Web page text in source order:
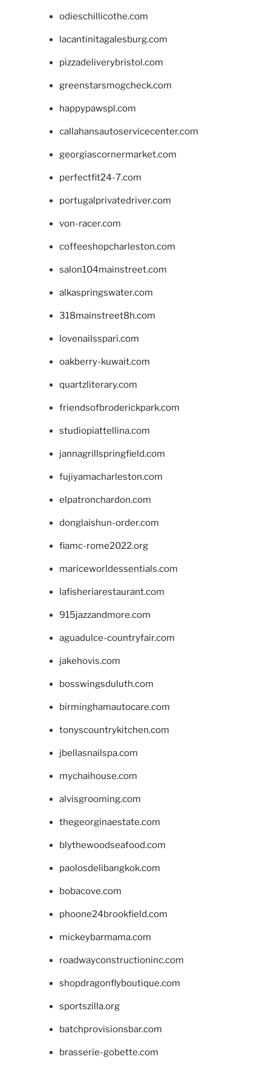
odieschillicothe.com
lacantinitagalesburg.com
pizzadeliverybristol.com
greenstarsmogcheck.com
happypawspl.com
callahansautoservicecenter.com
georgiascornermarket.com
perfectfit24-7.com
portugalprivatedriver.com
von-racer.com
coffeeshopcharleston.com
salon104mainstreet.com
alkaspringswater.com
318mainstreet8h.com
lovenailsspari.com
oakberry-kuwait.com
quartzliterary.com
friendsofbroderickpark.com
studiopiattellina.com
jannagrillspringfield.com
fujiyamacharleston.com
elpatronchardon.com
donglaishun-order.com
fiamc-rome2022.org
mariceworldessentials.com
lafisheriarestaurant.com
915jazzandmore.com
aguadulce-countryfair.com
jakehovis.com
bosswingsduluth.com
birminghamautocare.com
tonyscountrykitchen.com
jbellasnailspa.com
mychaihouse.com
alvisgrooming.com
thegeorginaestate.com
blythewoodseafood.com
paolosdelibangkok.com
bobacove.com
phoone24brookfield.com
mickeybarmama.com
roadwayconstructioninc.com
shopdragonflyboutique.com
sportszilla.org
batchprovisionsbar.com
brasserie-gobette.com